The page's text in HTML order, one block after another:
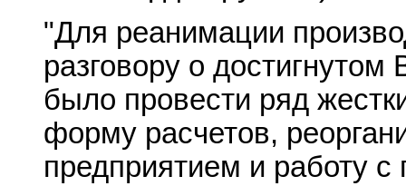
"Для реанимации
разговору о
было провести ряд
форму расчетов,
предприятием и работу